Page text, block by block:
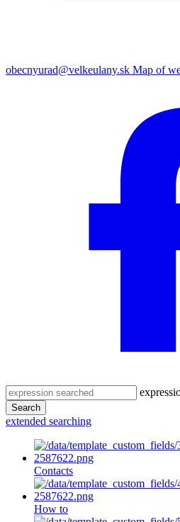
obecnyurad@velkeulany.sk Map of
Search
extended searching
Contacts
How to